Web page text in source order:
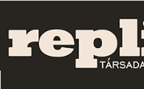
tartalomra